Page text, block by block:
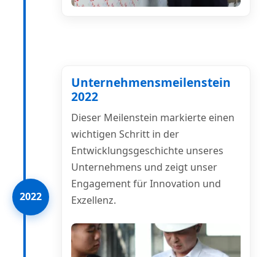
2022
Unternehmensmeilenstein
2022
Dieser Meilenstein markierte einen
wichtigen Schritt in der
Entwicklungsgeschichte unseres
Unternehmens und zeigt unser
Engagement für Innovation und
Exzellenz.